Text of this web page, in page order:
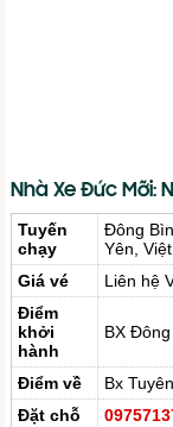
Nhà Xe Đức Mỡi:
Tuyến
chạy
Đông
Yên,
Giá vé
Liên hệ
Điểm
khởi
hành
BX
Điểm về
Bx
Đặt chỗ